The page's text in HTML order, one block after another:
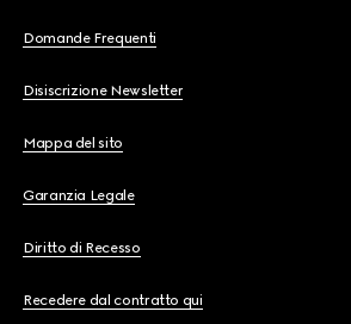
Domande Frequenti
Disiscrizione Newsletter
Mappa del sito
Garanzia Legale
Diritto di Recesso
Recedere dal contratto qui